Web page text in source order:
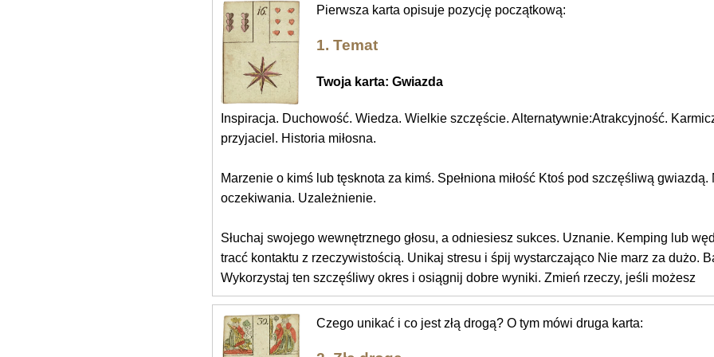
Pierwsza karta opisuje pozycję początkową:
1. Temat
Twoja karta: Gwiazda
Inspiracja. Duchowość. Wiedza. Wielkie szczęście. Alternatywnie:Atrakcyjność.
przyjaciel. Historia miłosna.
Marzenie o kimś lub tęsknota za kimś. Spełniona miłość Ktoś pod szczęśliwą
oczekiwania. Uzależnienie.
Słuchaj swojego wewnętrznego głosu, a odniesiesz sukces. Uznanie. Kemping lub
tracć kontaktu z rzeczywistością. Unikaj stresu i śpij wystarczająco Nie marz za dużo.
Wykorzystaj ten szczęśliwy okres i osiągnij dobre wyniki. Zmień rzeczy, jeśli możesz
Czego unikać i co jest złą drogą? O tym mówi druga karta: